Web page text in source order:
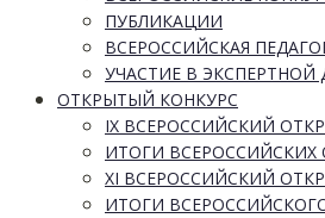
ПУБЛИКАЦИИ
ВСЕРОССИЙСКАЯ
УЧАСТИЕ В ЭКСПЕРТНОЙ
ОТКРЫТЫЙ КОНКУРС
IX ВСЕРОССИЙСКИЙ
ИТОГИ ВСЕРОССИЙСКИХ
XI ВСЕРОССИЙСКИЙ
ИТОГИ